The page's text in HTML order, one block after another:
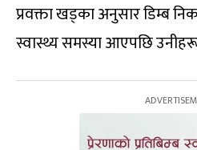
प्रवक्ता खड्का अनुसार डिम्ब
स्वास्थ्य समस्या आएपछि